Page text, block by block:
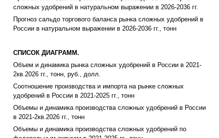
сложных удобрений в натуральном выражении в 2026-2036 гг.
Прогноз сальдо торгового баланса рынка сложных удобрений в
России в натуральном выражении в 2026-2036 гг., тонн
СПИСОК ДИАГРАММ.
Объем и динамика рынка сложных удобрений в России в 2021-
2кв.2026 гг., тонн, руб., долл.
Соотношение производства и импорта на рынке сложных
удобрений в России в 2021-2025 гг., тонн
Объемы и динамика производства сложных удобрений в России
в 2021-2кв.2026 гг., тонн
Объемы и динамика производства сложных удобрений по